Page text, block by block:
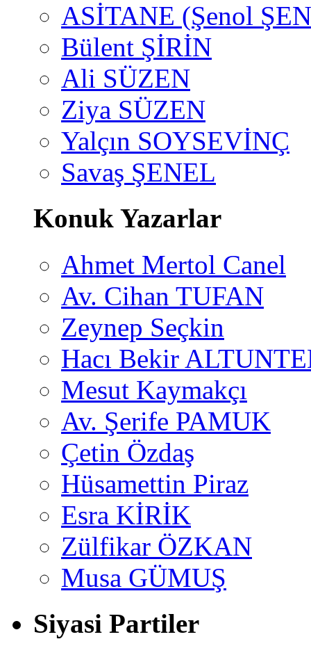
ASİTANE (Şenol
Bülent ŞİRİN
Ali SÜZEN
Ziya SÜZEN
Yalçın SOYSEVİNÇ
Savaş ŞENEL
Konuk Yazarlar
Ahmet Mertol Canel
Av. Cihan TUFAN
Zeynep Seçkin
Hacı Bekir
Mesut Kaymakçı
Av. Şerife PAMUK
Çetin Özdaş
Hüsamettin Piraz
Esra KİRİK
Zülfikar ÖZKAN
Musa GÜMUŞ
Siyasi Partiler